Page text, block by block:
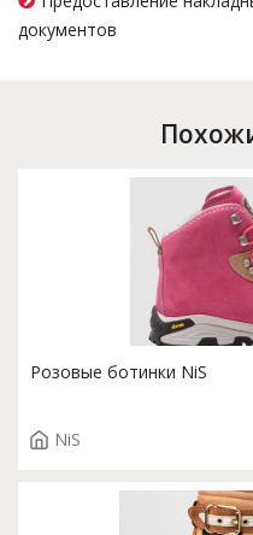
документов
Розовые ботинки NiS
NiS